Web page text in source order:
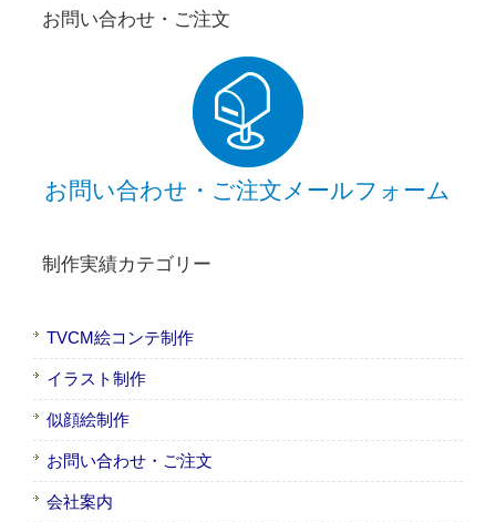
お問い合わせ・ご注文
お問い合わせ・ご注文メールフォーム
制作実績カテゴリー
TVCM絵コンテ制作
イラスト制作
似顔絵制作
お問い合わせ・ご注文
会社案内